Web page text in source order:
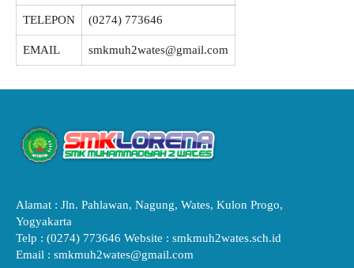
TELEPON (0274) 773646
EMAIL smkmuh2wates@gmail.com
Alamat : Jln. Pahlawan, Nagung, Wates, Kulon Progo,
Yogyakarta
Telp : (0274) 773646 Website : smkmuh2wates.sch.id
Email : smkmuh2wates@gmail.com